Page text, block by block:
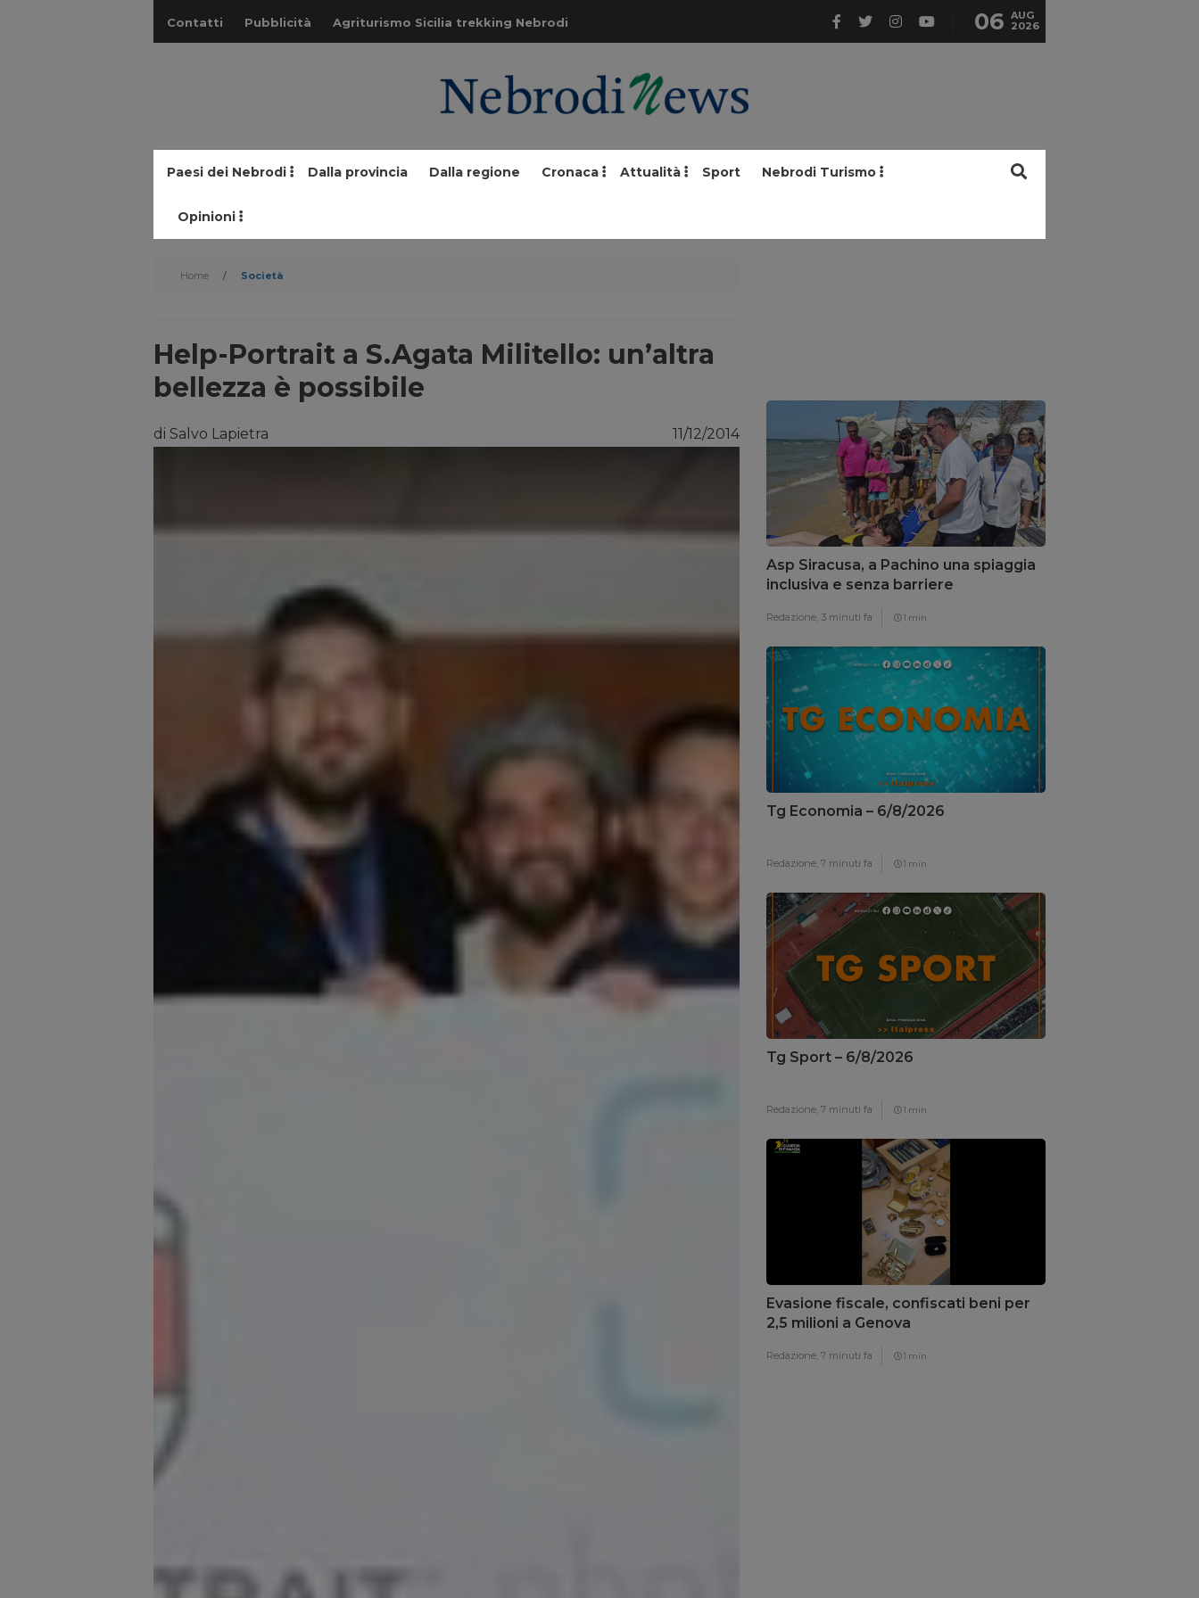
Contatti Pubblicità Agriturismo Sicilia trekking Nebrodi 06 AUG
2026
Paesi dei Nebrodi Dalla provincia Dalla regione Cronaca Attualità Sport Nebrodi Turismo
Opinioni
Home / Società
Help-Portrait a S.Agata Militello: un’altra
bellezza è possibile
di Salvo Lapietra 11/12/2014
Asp Siracusa, a Pachino una spiaggia
inclusiva e senza barriere
Redazione, 3 minuti fa 1 min
Tg Economia – 6/8/2026
Redazione, 7 minuti fa 1 min
Tg Sport – 6/8/2026
Redazione, 7 minuti fa 1 min
Evasione fiscale, confiscati beni per
2,5 milioni a Genova
Redazione, 7 minuti fa 1 min